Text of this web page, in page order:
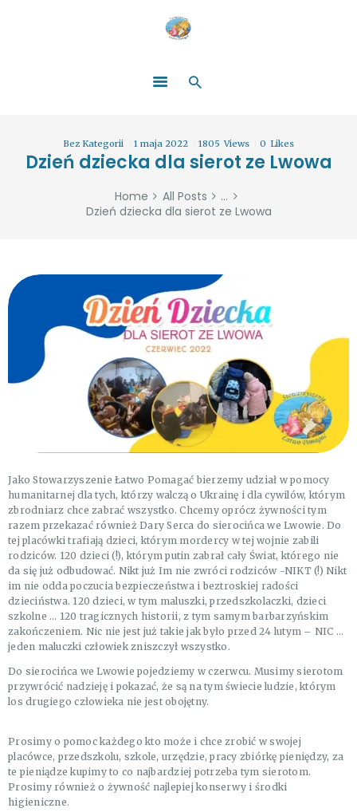
Bez Kategorii 1 maja 2022 1805 Views 0 Likes
Dzień dziecka dla sierot ze Lwowa
Home All Posts
...
Dzień dziecka dla sierot ze Lwowa
ZOSTAŃ DARCZYŃCĄ!
WYDARZENIA
PARTNERZY
Jako Stowarzyszenie Łatwo Pomagać bierzemy udział w pomocy
humanitarnej dla tych, którzy walczą o Ukrainę i dla cywilów, którym
zbrodniarz chce zabrać wszystko. Chcemy oprócz żywności tym
razem przekazać również Dary Serca do sierocińca we Lwowie. Do
tej placówki trafiają dzieci, którym mordercy w tej wojnie zabili
rodziców. 120 dzieci (!), którym putin zabrał cały Świat, którego nie
da się już odbudować. Nikt już Im nie zwróci rodziców -NIKT (!) Nikt
im nie odda poczucia bezpieczeństwa i beztroskiej radości
dzieciństwa. 120 dzieci, w tym maluszki, przedszkolaczki, dzieci
szkolne … 120 tragicznych historii, z tym samym barbarzyńskim
zakończeniem. Nic nie jest już takie jak było przed 24 lutym – NIC …
jeden maluczki człowiek zniszczył wszystko.
Do sierocińca we Lwowie pojedziemy w czerwcu. Musimy sierotom
przywrócić nadzieję i pokazać, że są na tym świecie ludzie, którym
los drugiego człowieka nie jest obojętny.
Prosimy o pomoc każdego kto może i chce zrobić w swojej
placówce, przedszkolu, szkole, urzędzie, pracy zbiórkę pieniędzy, za
te pieniądze kupimy to co najbardziej potrzeba tym sierotom.
Prosimy również o żywność najlepiej konserwy i środki
higieniczne.